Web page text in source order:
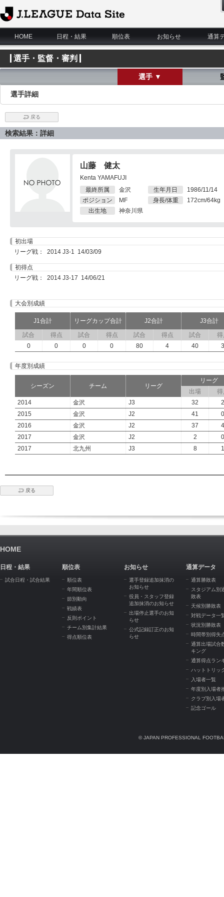
J.League Data Site
HOME
日程・結果 順位表 お知らせ 通算
選手・監督・審判
選手 ▼
選手詳細
戻る
検索結果：詳細
山藤 健太
Kenta YAMAFUJI
最終所属
金沢
ポジション
MF
出生地
神奈川県
生年月日
1986/11/14
身長/体重
172cm/64kg
初出場
リーグ戦： 2014 J3-1 14/03/09
初得点
リーグ戦： 2014 J3-17 14/06/21
大会別成績
J1合計 リーグカップ合計 J2合計
J3合計
試合
得点 試合 得点 試合 得点 試合
得
0
0 0 0 80 4 40 3
年度別成績
シーズン チーム リーグ
リーグ
出場
得
2014
金沢 J3 32
2
2015
金沢 J2 41
0
2016
金沢 J2 37
4
2017
金沢 J2 2
0
2017
北九州 J3 8 1
戻る
HOME
日程・結果
試合日程・試合結果
順位表
順位表
年間順位表
節別動向
戦績表
反則ポイント
チーム別集計結果
得点順位表
お知らせ
選手登録追加抹消の
お知らせ
役員・スタッフ登録
追加抹消のお知らせ
出場停止選手のお知
らせ
公式記録訂正のお知
らせ
通算データ
通算勝敗表
スタジアム別
敗表
天候別勝敗表
対戦データ一
状況別勝敗表
時間帯別得失
通算出場試合
キング
通算得点ラン
ハットトリッ
入場者一覧
年度別入場者
クラブ別入場
記念ゴール
© JAPAN PROFESSIONAL